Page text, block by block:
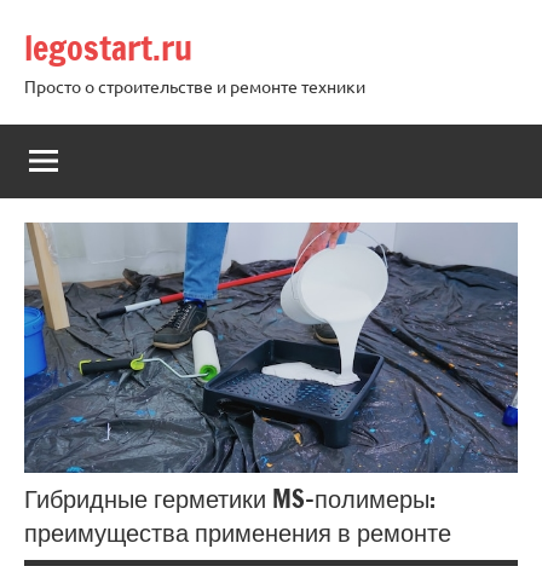
содержимому
legostart.ru
Просто о строительстве и ремонте техники
Гибридные герметики MS-полимеры:
преимущества применения в ремонте